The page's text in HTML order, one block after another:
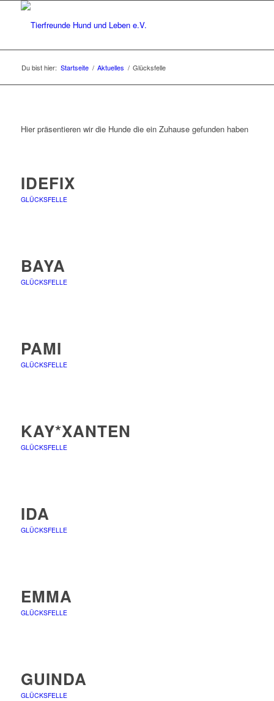
Du bist hier: Startseite / Aktuelles / Glücksfelle
Hier präsentieren wir die Hunde die ein Zuhause gefunden haben
IDEFIX
GLÜCKSFELLE
BAYA
GLÜCKSFELLE
PAMI
GLÜCKSFELLE
KAY*XANTEN
GLÜCKSFELLE
IDA
GLÜCKSFELLE
EMMA
GLÜCKSFELLE
GUINDA
GLÜCKSFELLE